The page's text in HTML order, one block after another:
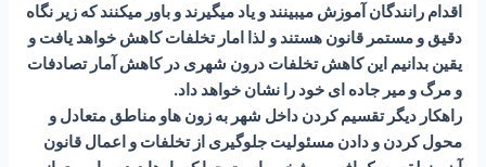
اقدام رانندگان آموزش میبینند و یاد میگیرند و باور میکنند که زیر نگاه
دقیق و مستمر قانون هستند و لذا امار تخلفات کاهش خواهد یافت و
یقین بدانیم این کاهش تخلفات درون شهری در کاهش آمار تصادفات
و مرگ و میر جاده ای خود را نشان خواهد داد.
راهکار دیگر تقسیم کردن داخل شهر به زون هاو مناطق متعادل و
محول کردن و دادن مسئولیت جلوگیری از تخلفات و اعمال قانون